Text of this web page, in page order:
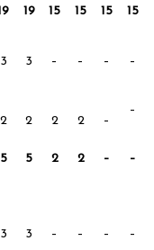
19 15 15 15
15
3 3 – – – –
2 2 2 2 –
–
5 5 2 2 –
–
3 3 – – –
–